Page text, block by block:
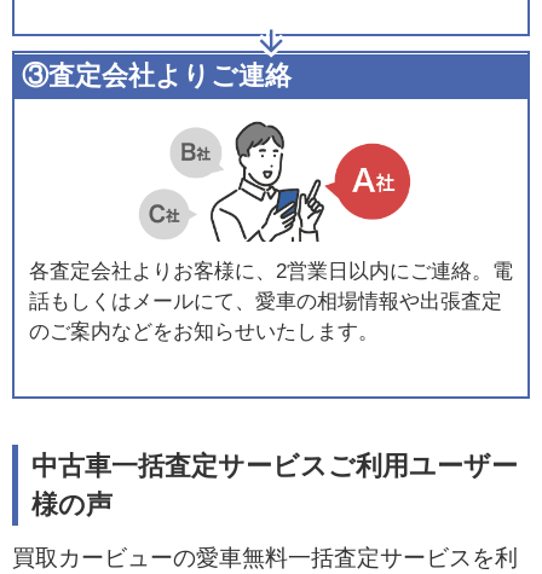
③査定会社よりご連絡
各査定会社よりお客様に、2営業日以内にご連絡。電
話もしくはメールにて、愛車の相場情報や出張査定
のご案内などをお知らせいたします。
中古車一括査定サービスご利用ユーザー
様の声
買取カービューの愛車無料一括査定サービスを利